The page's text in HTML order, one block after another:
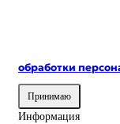
обработки
Принимаю
Информация